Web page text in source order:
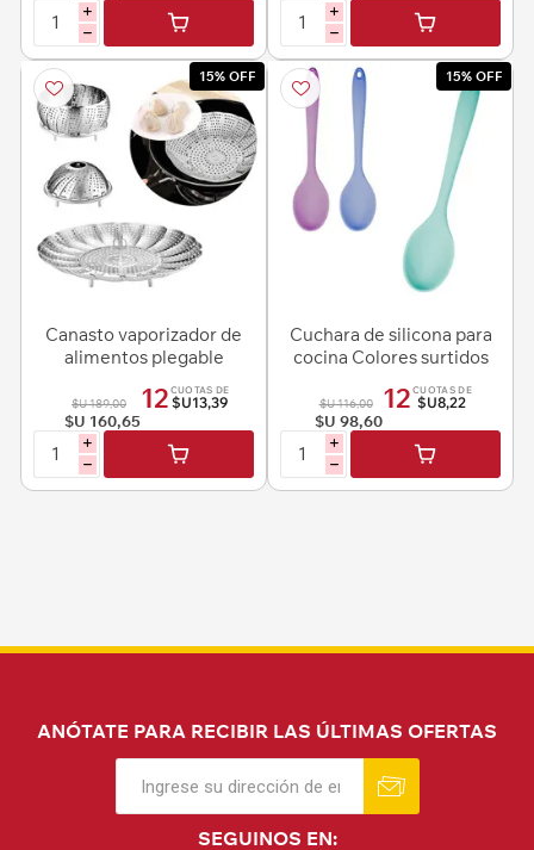
i
h
i
h
15% OFF
Canasto vaporizador de
alimentos plegable
$U 189,00
$U 160,65
12 CUOTAS DE
$U13,39
i
h
15% OFF
Cuchara de silicona para
cocina Colores surtidos
$U 116,00
$U 98,60
12 CUOTAS DE
$U8,22
i
h
ANÓTATE PARA RECIBIR LAS ÚLTIMAS OFERTAS
SEGUINOS EN: